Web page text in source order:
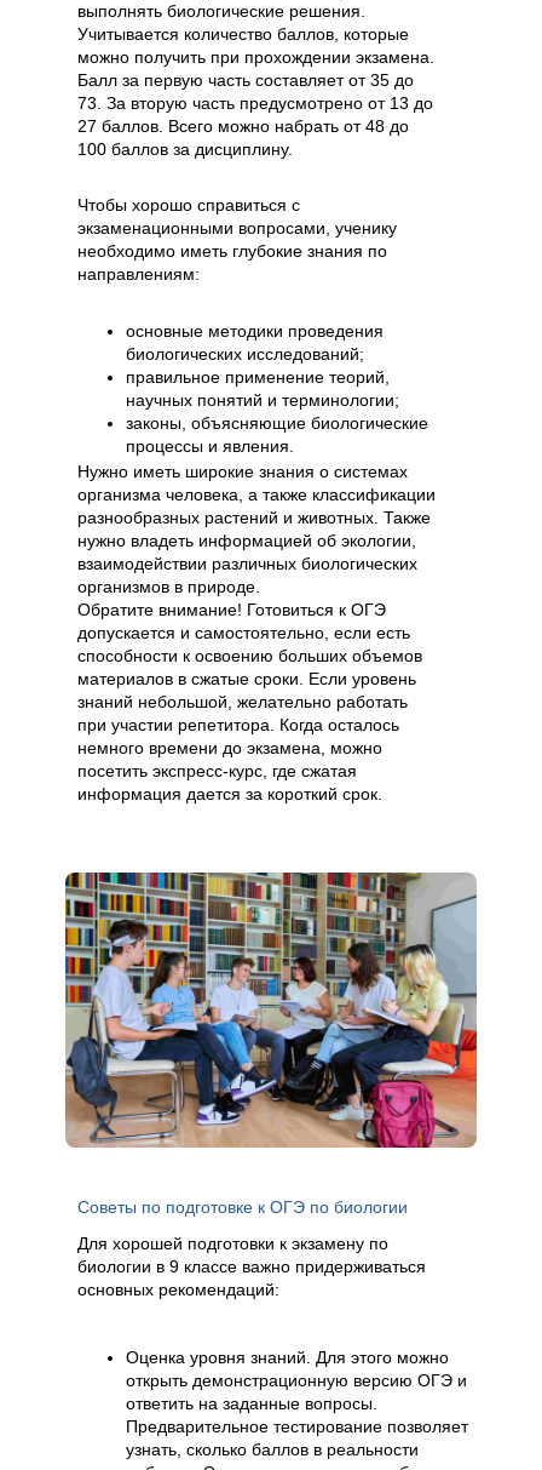
выполнять биологические решения.
Учитывается количество баллов, которые
можно получить при прохождении экзамена.
Балл за первую часть составляет от 35 до
73. За вторую часть предусмотрено от 13 до
27 баллов. Всего можно набрать от 48 до
100 баллов за дисциплину.
Для хорошей подготовки к экзамену по
биологии в 9 классе важно придерживаться
основных рекомендаций:
Советы по подготовке к ОГЭ по биологии
Оценка уровня знаний. Для этого можно
открыть демонстрационную версию ОГЭ и
ответить на заданные вопросы.
Предварительное тестирование позволяет
узнать, сколько баллов в реальности
Нужно иметь широкие знания о системах
организма человека, а также классификации
разнообразных растений и животных. Также
нужно владеть информацией об экологии,
взаимодействии различных биологических
организмов в природе.
Обратите внимание! Готовиться к ОГЭ
допускается и самостоятельно, если есть
способности к освоению больших объемов
материалов в сжатые сроки. Если уровень
знаний небольшой, желательно работать
при участии репетитора. Когда осталось
немного времени до экзамена, можно
посетить экспресс-курс, где сжатая
информация дается за короткий срок.
Чтобы хорошо справиться с
экзаменационными вопросами, ученику
необходимо иметь глубокие знания по
направлениям:
основные методики проведения
биологических исследований;
правильное применение теорий,
научных понятий и терминологии;
законы, объясняющие биологические
процессы и явления.